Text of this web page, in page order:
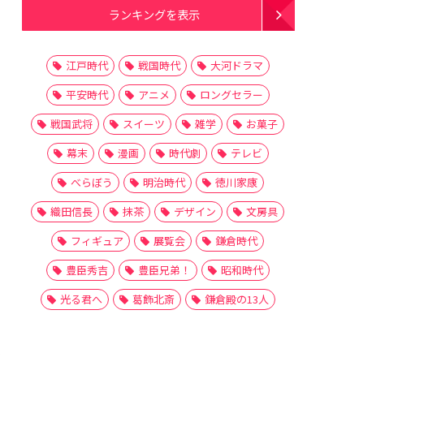
ランキングを表示
江戸時代 戦国時代
大河ドラマ
平安時代
アニメ
ロングセラー
戦国武将
スイーツ 雑学
お菓子
幕末
漫画 時代劇
テレビ
べらぼう
明治時代
徳川家康
織田信長
抹茶 デザイン
文房具
フィギュア
展覧会
鎌倉時代
豊臣秀吉
豊臣兄弟！
昭和時代
光る君へ
葛飾北斎 鎌倉殿の13人